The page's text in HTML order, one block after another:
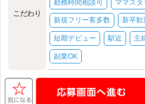
こだわり
勤務時間相談可 ママス
新規フリー客多数 新卒歓
短期デビュー 駅近 主
副業OK